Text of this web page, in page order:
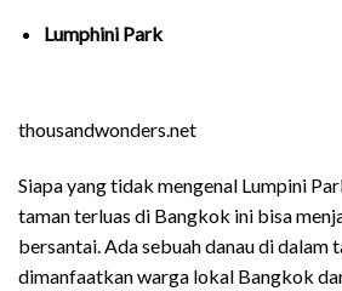
Lumphini Park
thousandwonders.net
Siapa yang tidak mengenal Lumpini
taman terluas di Bangkok ini bisa
bersantai. Ada sebuah danau di dalam
dimanfaatkan warga lokal Bangkok